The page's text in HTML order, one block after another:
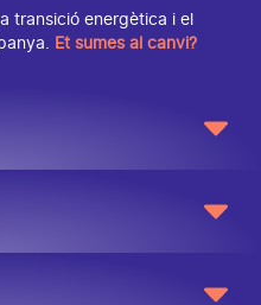
transició energètica i el
Et sumes al canvi?